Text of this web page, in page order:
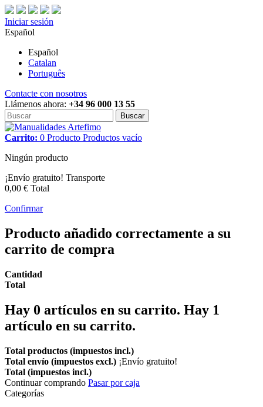
Iniciar sesión
Español
Español
Catalan
Português
Contacte con nosotros
Llámenos ahora: +34 96 000 13 55
Buscar
Carrito: 0 Producto Productos vacío
Ningún producto
¡Envío gratuito! Transporte
0,00 € Total
Confirmar
Producto añadido correctamente a su
carrito de compra
Cantidad
Total
Hay 0 artículos en su carrito. Hay 1
artículo en su carrito.
Total productos (impuestos incl.)
Total envío (impuestos excl.) ¡Envío gratuito!
Total (impuestos incl.)
Continuar comprando Pasar por caja
Categorías